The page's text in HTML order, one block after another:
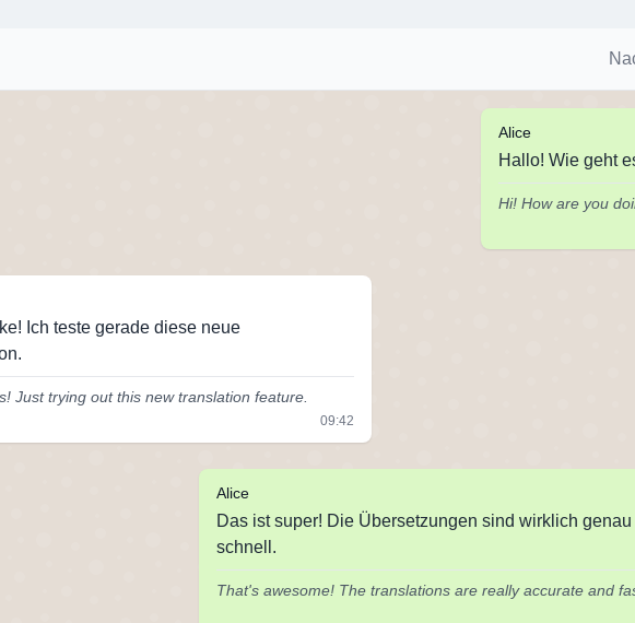
Alice
Hallo! Wie geht
Hi! How are you
Ich teste gerade diese neue
Just trying out this new translation feature.
09:42
Alice
Das ist super! Die Übersetzungen sind wirklich genau
schnell.
That's awesome! The translations are really accurate and